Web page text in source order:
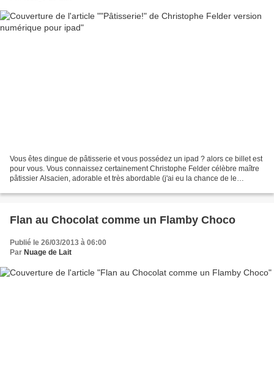
Vous êtes dingue de pâtisserie et vous possédez un ipad ? alors ce billet est
pour vous. Vous connaissez certainement Christophe Felder célèbre maître
pâtissier Alsacien, adorable et très abordable (j'ai eu la chance de le
Flan au Chocolat comme un Flamby Choco
Publié le 26/03/2013 à 06:00
Par Nuage de Lait